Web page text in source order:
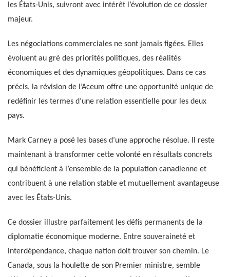
les États-Unis, suivront avec intérêt l’évolution de ce dossier
majeur.
Les négociations commerciales ne sont jamais figées. Elles
évoluent au gré des priorités politiques, des réalités
économiques et des dynamiques géopolitiques. Dans ce cas
précis, la révision de l’Aceum offre une opportunité unique de
redéfinir les termes d’une relation essentielle pour les deux
pays.
Mark Carney a posé les bases d’une approche résolue. Il reste
maintenant à transformer cette volonté en résultats concrets
qui bénéficient à l’ensemble de la population canadienne et
contribuent à une relation stable et mutuellement avantageuse
avec les États-Unis.
Ce dossier illustre parfaitement les défis permanents de la
diplomatie économique moderne. Entre souveraineté et
interdépendance, chaque nation doit trouver son chemin. Le
Canada, sous la houlette de son Premier ministre, semble